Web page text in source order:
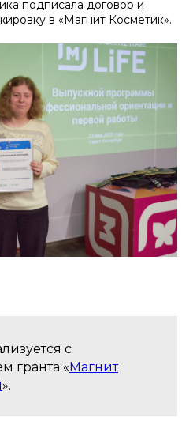
подписала договор и
в «Магнит Косметик».
с
гранта « Магнит
».